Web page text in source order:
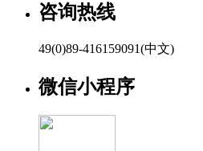
咨询热线
49(0)89-416159091(中文)
微信小程序